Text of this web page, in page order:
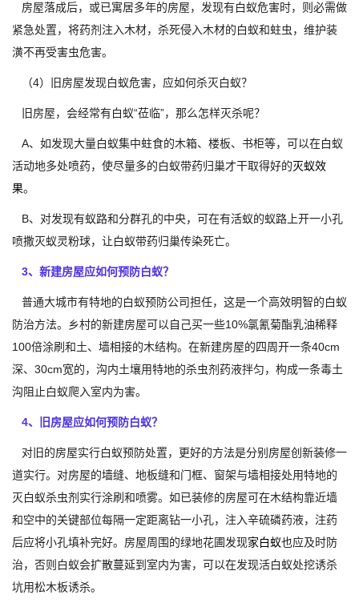
房屋落成后，或已寓居多年的房屋，发现有白蚁危害时，则必需做
紧急处置，将药剂注入木材，杀死侵入木材的白蚁和蛀虫，维护装
潢不再受害虫危害。
（4）旧房屋发现白蚁危害，应如何杀灭白蚁？
旧房屋，会经常有白蚁“莅临”，那么怎样灭杀呢？
A、如发现大量白蚁集中蛀食的木箱、楼板、书柜等，可以在白蚁
活动地多处喷药，使尽量多的白蚁带药归巢才干取得好的灭蚁效
果。
B、对发现有蚁路和分群孔的中央，可在有活蚁的蚁路上开一小孔
喷撒灭蚁灵粉球，让白蚁带药归巢传染死亡。
3、新建房屋应如何预防白蚁？
普通大城市有特地的白蚁预防公司担任，这是一个高效明智的白蚁
防治方法。乡村的新建房屋可以自己买一些10%氯氰菊酯乳油稀释
100倍涂刷和土、墙相接的木结构。在新建房屋的四周开一条40cm
深、30cm宽的，沟内土壤用特地的杀虫剂药液拌匀，构成一条毒土
沟阻止白蚁爬入室内为害。
4、旧房屋应如何预防白蚁？
对旧的房屋实行白蚁预防处置，更好的方法是分别房屋创新装修一
道实行。对房屋的墙缝、地板缝和门框、窗架与墙相接处用特地的
灭白蚁杀虫剂实行涂刷和喷雾。如已装修的房屋可在木结构靠近墙
和空中的关键部位每隔一定距离钻一小孔，注入辛硫磷药液，注药
后应将小孔填补完好。房屋周围的绿地花圃发现家白蚁也应及时防
治，否则白蚁会扩散蔓延到室内为害，可以在发现活白蚁处挖诱杀
坑用松木板诱杀。